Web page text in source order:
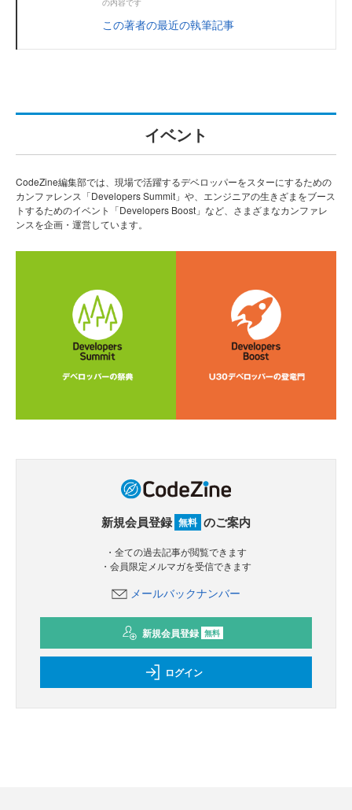
この著者の最近の執筆記事
イベント
CodeZine編集部では、現場で活躍するデベロッパーをスターにするための
カンファレンス「Developers Summit」や、エンジニアの生きざまをブース
トするためのイベント「Developers Boost」など、さまざまなカンファレ
ンスを企画・運営しています。
新規会員登録 無料 のご案内
・全ての過去記事が閲覧できます
・会員限定メルマガを受信できます
メールバックナンバー
新規会員登録 無料
ログイン